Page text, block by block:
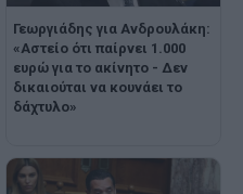
Γεωργιάδης για Ανδρουλάκη:
«Αστείο ότι παίρνει 1.000
ευρώ για το ακίνητο - Δεν
δικαιούται να κουνάει το
δάχτυλο»